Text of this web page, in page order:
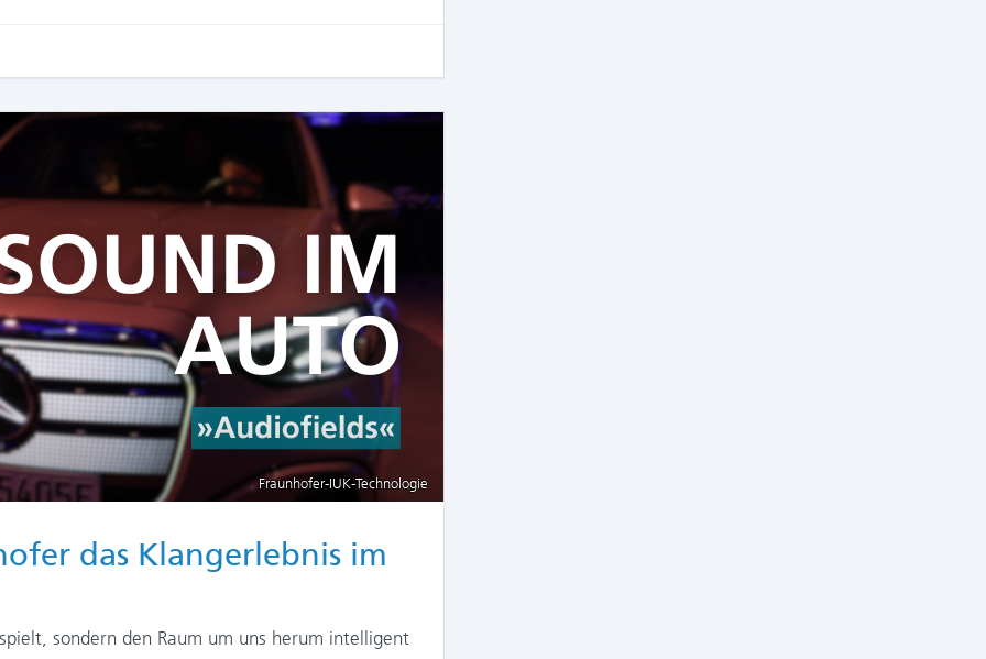
Fraunhofer-IUK-Technologie
das Klangerlebnis im
sondern den Raum um uns herum intelligent